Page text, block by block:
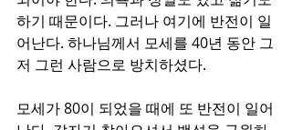
하기 때문이다. 그러나 여기에 반전이 일
어난다. 하나님께서 모세를 40년 동안 그
저 그런 사람으로 방치하셨다.
모세가 80이 되었을 때에 또 반전이 일어